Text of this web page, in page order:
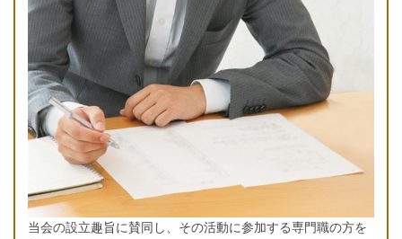
当会の設立趣旨に賛同し、その活動に参加する専門職の方を